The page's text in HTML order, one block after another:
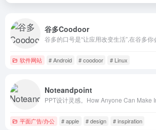
谷多Coodoor
软件网站 # Android # coodoor # Linux
Noteandpoint
平面广告/办公 # apple # design # inspiration